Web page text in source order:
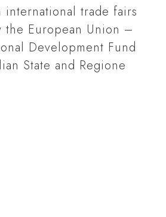
international trade fairs
the European Union –
Development Fund
State and Regione